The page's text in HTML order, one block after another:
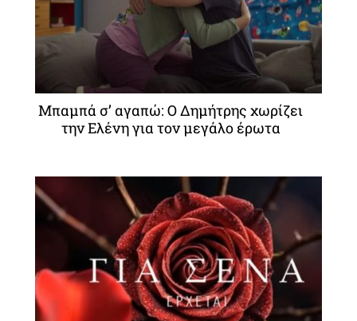
Μπαμπά σ’ αγαπώ: Ο Δημήτρης χωρίζει
την Ελένη για τον μεγάλο έρωτα